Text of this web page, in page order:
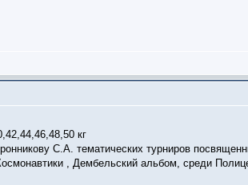
кг
С.А. тематических турниров
, Дембельский альбом, среди